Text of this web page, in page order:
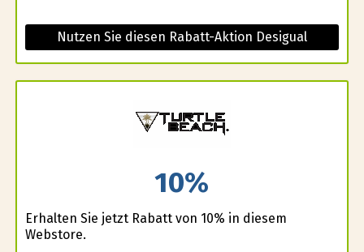
Nutzen Sie diesen Rabatt-Aktion Desigual
10%
Erhalten Sie jetzt Rabatt von 10% in diesem
Webstore.